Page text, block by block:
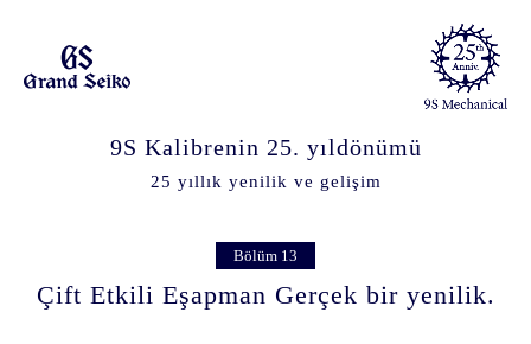
9S Kalibrenin 25. yıldönümü
25 yıllık yenilik ve gelişim
Bölüm 13
Çift Etkili Eşapman Gerçek bir yenilik.